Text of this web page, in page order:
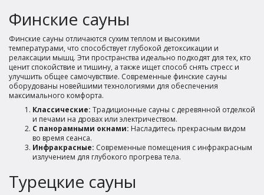
Анжела о Сауна Феникс
Места хватило всем, парная жаркая и бассейн чистый.
Администратор вежливый, по цене лучше переспросить
при бронировании. Спасибо за отдых!
Полезный отзыв? Да(0) Нет(0)
Нина
о Сауна Медведь
Парная в Медведе жаркая, финская как надо. Бассейн
чистый, нырнули с удовольствием. Цена устроила,
посидели небольшой компанией отлично, даже караоке
попели под конец. Для спокойного отдыха вполне
подходит.
Финские сауны
Финские сауны отличаются сухим теплом и высокими
температурами, что способствует глубокой детоксикации и
релаксации мышц. Эти пространства идеально подходят для тех, кто
ценит спокойствие и тишину, а также ищет способ снять стресс и
улучшить общее самочувствие. Современные финские сауны
оборудованы новейшими технологиями для обеспечения
максимального комфорта.
Классические: Традиционные сауны с деревянной отделкой
и печами на дровах или электричеством.
С панорамными окнами: Насладитесь прекрасным видом
во время сеанса.
Инфракрасные: Современные помещения с инфракрасным
излучением для глубокого прогрева тела.
Турецкие сауны